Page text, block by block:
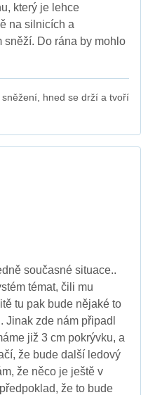
který je lehce
na silnicích a
Do rána by mohlo
hned se drží a tvoří
současné situace..
témat, čili mu
tu pak bude nějaké to
Jinak zde nám připadl
již 3 cm pokrývku, a
že bude další ledový
že něco je ještě v
že to bude